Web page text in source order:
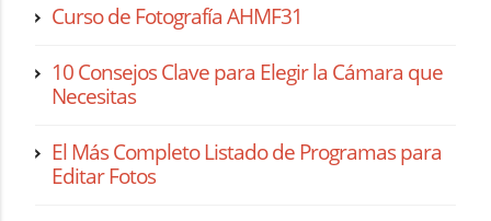
Curso de Fotografía AHMF31
10 Consejos Clave para Elegir la Cámara que
Necesitas
El Más Completo Listado de Programas para
Editar Fotos